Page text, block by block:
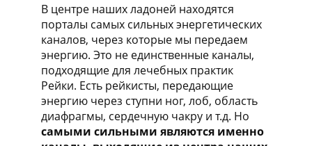
В центре наших ладоней находятся
порталы самых сильных энергетических
каналов, через которые мы передаем
энергию. Это не единственные каналы,
подходящие для лечебных практик
Рейки. Есть рейкисты, передающие
энергию через ступни ног, лоб, область
диафрагмы, сердечную чакру и т.д. Но
самыми сильными являются именно